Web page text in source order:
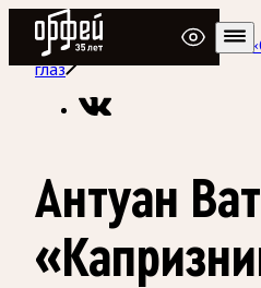
Радио Орфей
Радио классической музыки
глаз
Антуан